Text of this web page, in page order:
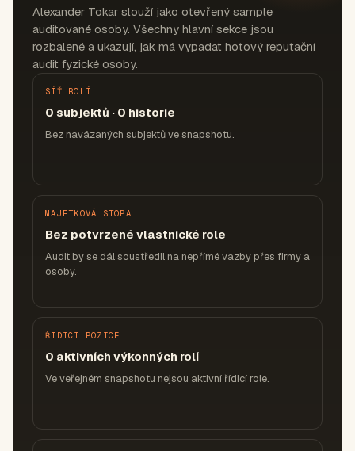
Alexander Tokar slouží jako otevřený sample
auditované osoby. Všechny hlavní sekce jsou
rozbalené a ukazují, jak má vypadat hotový reputační
audit fyzické osoby.
SÍŤ ROLÍ
0 subjektů · 0 historie
Bez navázaných subjektů ve snapshotu.
MAJETKOVÁ STOPA
Bez potvrzené vlastnické role
Audit by se dál soustředil na nepřímé vazby přes firmy a
osoby.
ŘÍDICÍ POZICE
0 aktivních výkonných rolí
Ve veřejném snapshotu nejsou aktivní řídicí role.